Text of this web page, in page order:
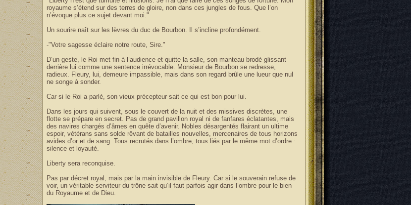
royaume s’étend sur des terres de gloire, non dans ces jungles de fous. Que l’on
n’évoque plus ce sujet devant moi."
Un sourire naît sur les lèvres du duc de Bourbon. Il s’incline profondément.
-"Votre sagesse éclaire notre route, Sire."
D’un geste, le Roi met fin à l’audience et quitte la salle, son manteau brodé glissant
derrière lui comme une sentence irrévocable. Monsieur de Bourbon se redresse,
radieux. Fleury, lui, demeure impassible, mais dans son regard brûle une lueur que nul
ne songe à sonder.
Car si le Roi a parlé, son vieux précepteur sait ce qui est bon pour lui.
Dans les jours qui suivent, sous le couvert de la nuit et des missives discrètes, une
flotte se prépare en secret. Pas de grand pavillon royal ni de fanfares éclatantes, mais
des navires chargés d’âmes en quête d’avenir. Nobles désargentés flairant un ultime
espoir, vétérans sans solde rêvant de batailles nouvelles, mercenaires de tous horizons
avides d’or et de sang. Tous recrutés dans l’ombre, tous liés par le même mot d’ordre :
silence et loyauté.
Liberty sera reconquise.
Pas par décret royal, mais par la main invisible de Fleury. Car si le souverain refuse de
voir, un véritable serviteur du trône sait qu’il faut parfois agir dans l’ombre pour le bien
du Royaume et de Dieu.